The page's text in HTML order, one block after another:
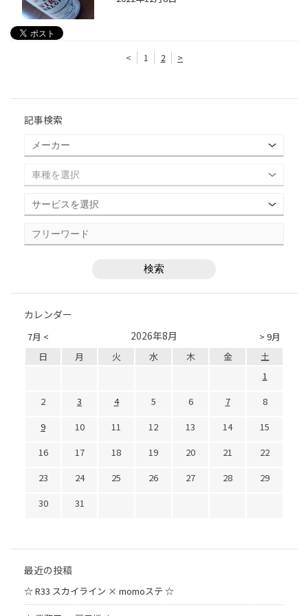
< 1 2 >
記事検索
カレンダー
7月 < > 9月
2026年8月
日 月 火 水 木 金
土
1
2
3 4 5 6 7
8
9
10 11 12 13 14
15
16
17 18 19 20 21
22
23
24 25 26 27 28
29
30
31
最近の投稿
☆ R33 スカイライン × momoステ ☆